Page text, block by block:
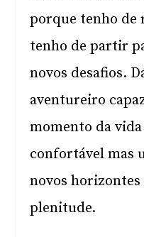
porque tenho de
tenho de partir
novos desafios.
aventureiro
momento da
confortável mas
novos
plenitude.